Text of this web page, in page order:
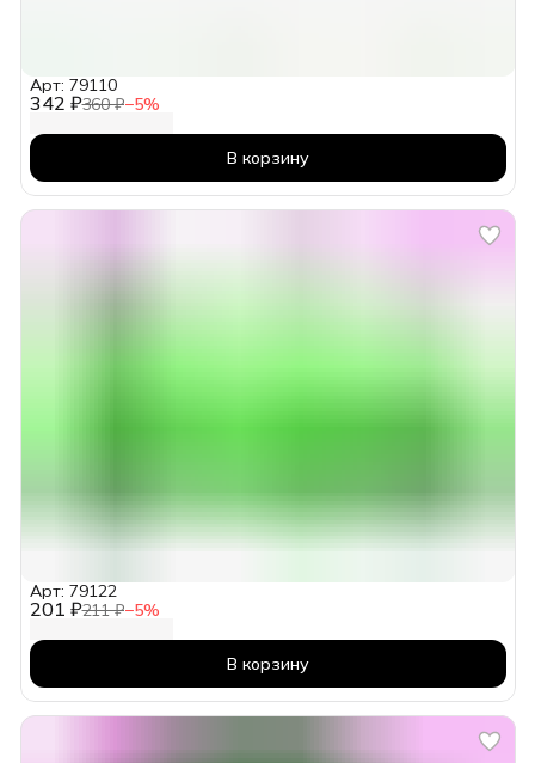
342 ₽360 ₽−5%
Арт: 79110
В корзину
201 ₽211 ₽−5%
Арт: 79122
В корзину